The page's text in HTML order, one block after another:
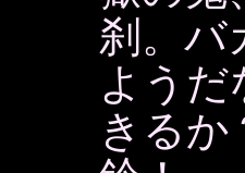
刹。バ
よう
きる